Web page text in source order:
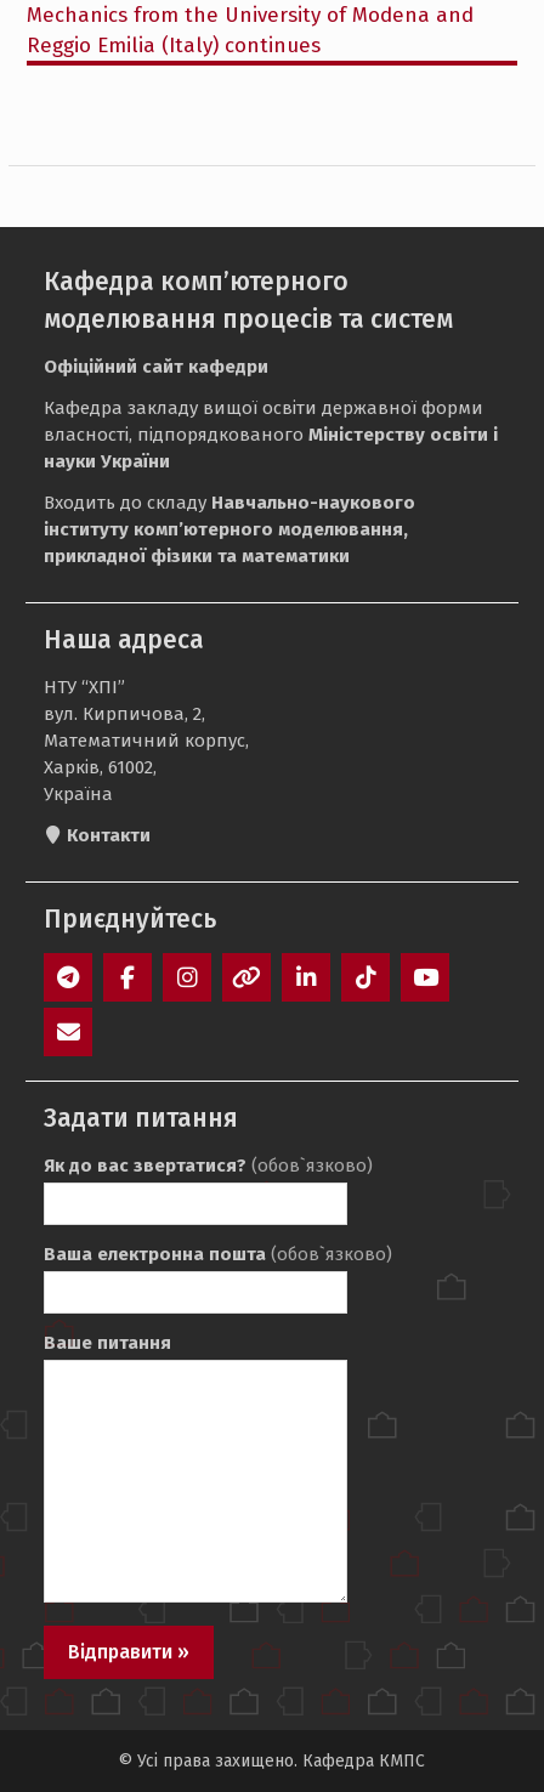
Mechanics from the University of Modena and
Reggio Emilia (Italy) continues
Кафедра комп’ютерного
моделювання процесів та систем
Офіційний сайт кафедри
Кафедра закладу вищої освіти державної форми
власності, підпорядкованогоМіністерству освіти і
науки України
Входить до складу Навчально-наукового
інституту комп’ютерного моделювання,
прикладної фізики та математики
Наша адреса
НТУ “ХПІ”
вул. Кирпичова, 2,
Математичний корпус,
Харків, 61002,
Україна
Контакти
Приєднуйтесь
Задати питання
Як до вас звертатися? (обов`язково)
Ваша електронна пошта (обов`язково)
Ваше питання
© Усі права захищено. Кафедра КМПС